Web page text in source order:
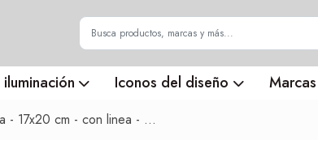
Iconos del diseño Marcas
cm - con linea - verde esmeralda